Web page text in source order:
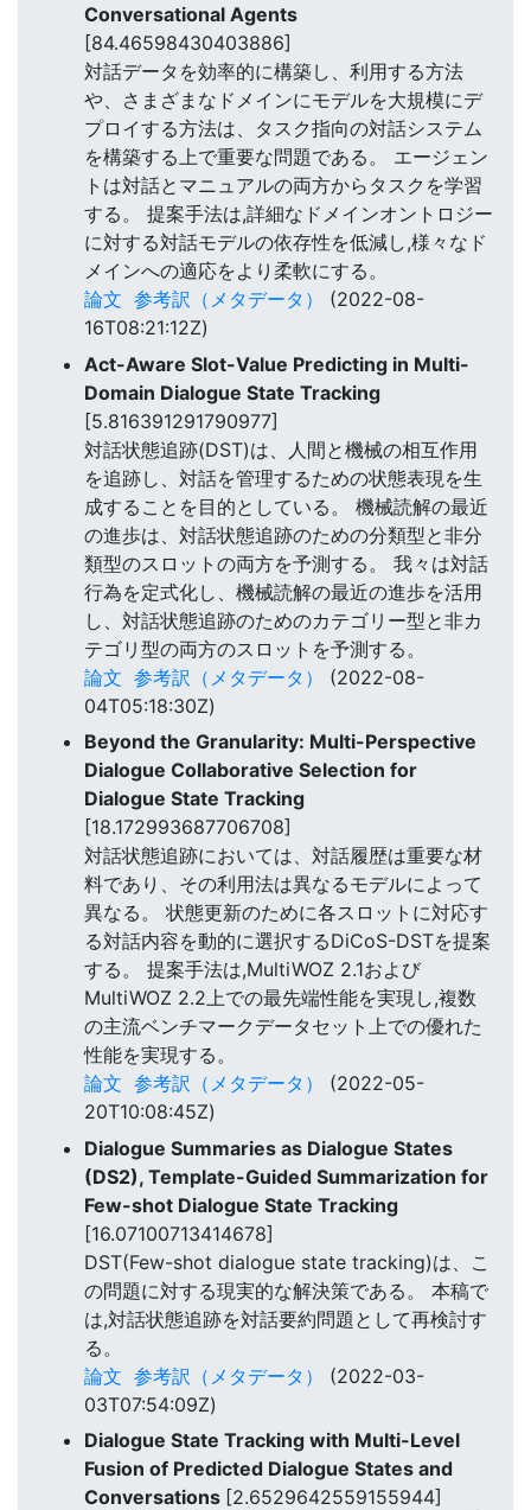
Conversational Agents
[84.46598430403886]
対話データを効率的に構築し、利用する方法
や、さまざまなドメインにモデルを大規模にデ
プロイする方法は、タスク指向の対話システム
を構築する上で重要な問題である。 エージェン
トは対話とマニュアルの両方からタスクを学習
する。 提案手法は,詳細なドメインオントロジー
に対する対話モデルの依存性を低減し,様々なド
メインへの適応をより柔軟にする。
論文 参考訳（メタデータ）
(2022-08-
16T08:21:12Z)
Act-Aware Slot-Value Predicting in Multi-
Domain Dialogue State Tracking
[5.816391291790977]
対話状態追跡(DST)は、人間と機械の相互作用
を追跡し、対話を管理するための状態表現を生
成することを目的としている。 機械読解の最近
の進歩は、対話状態追跡のための分類型と非分
類型のスロットの両方を予測する。 我々は対話
行為を定式化し、機械読解の最近の進歩を活用
し、対話状態追跡のためのカテゴリー型と非カ
テゴリ型の両方のスロットを予測する。
論文 参考訳（メタデータ）
(2022-08-
04T05:18:30Z)
Beyond the Granularity: Multi-Perspective
Dialogue Collaborative Selection for
Dialogue State Tracking
[18.172993687706708]
対話状態追跡においては、対話履歴は重要な材
料であり、その利用法は異なるモデルによって
異なる。 状態更新のために各スロットに対応す
る対話内容を動的に選択するDiCoS-DSTを提案
する。 提案手法は,MultiWOZ 2.1および
MultiWOZ 2.2上での最先端性能を実現し,複数
の主流ベンチマークデータセット上での優れた
性能を実現する。
論文 参考訳（メタデータ）
(2022-05-
20T10:08:45Z)
Dialogue Summaries as Dialogue States
(DS2), Template-Guided Summarization for
Few-shot Dialogue State Tracking
[16.07100713414678]
DST(Few-shot dialogue state tracking)は、こ
の問題に対する現実的な解決策である。 本稿で
は,対話状態追跡を対話要約問題として再検討す
る。
論文 参考訳（メタデータ）
(2022-03-
03T07:54:09Z)
Dialogue State Tracking with Multi-Level
Fusion of Predicted Dialogue States and
Conversations [2.6529642559155944]